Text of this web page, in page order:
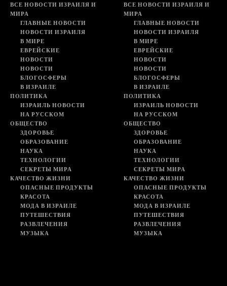
ВСЕ НОВОСТИ ИЗРАИЛЯ И
МИРА
ГЛАВНЫЕ НОВОСТИ
НОВОСТИ ИЗРАИЛЯ
В МИРЕ
ЕВРЕЙСКИЕ
НОВОСТИ
НОВОСТИ
БЛОГОСФЕРЫ
В ИЗРАИЛЕ
ПОЛИТИКА
ИЗРАИЛЬ НОВОСТИ
НА РУССКОМ
ОБЩЕСТВО
ЗДОРОВЬЕ
ОБРАЗОВАНИЕ
НАУКА
ТЕХНОЛОГИИ
СЕКРЕТЫ МИРА
КАЧЕСТВО ЖИЗНИ
ОПАСНЫЕ ПРОДУКТЫ
КРАСОТА
МОДА В ИЗРАИЛЕ
ПУТЕШЕСТВИЯ
РАЗВЛЕЧЕНИЯ
МУЗЫКА
ВСЕ НОВОСТИ ИЗРАИЛЯ И
МИРА
ГЛАВНЫЕ НОВОСТИ
НОВОСТИ ИЗРАИЛЯ
В МИРЕ
ЕВРЕЙСКИЕ
НОВОСТИ
НОВОСТИ
БЛОГОСФЕРЫ
В ИЗРАИЛЕ
ПОЛИТИКА
ИЗРАИЛЬ НОВОСТИ
НА РУССКОМ
ОБЩЕСТВО
ЗДОРОВЬЕ
ОБРАЗОВАНИЕ
НАУКА
ТЕХНОЛОГИИ
СЕКРЕТЫ МИРА
КАЧЕСТВО ЖИЗНИ
ОПАСНЫЕ ПРОДУКТЫ
КРАСОТА
МОДА В ИЗРАИЛЕ
ПУТЕШЕСТВИЯ
РАЗВЛЕЧЕНИЯ
МУЗЫКА